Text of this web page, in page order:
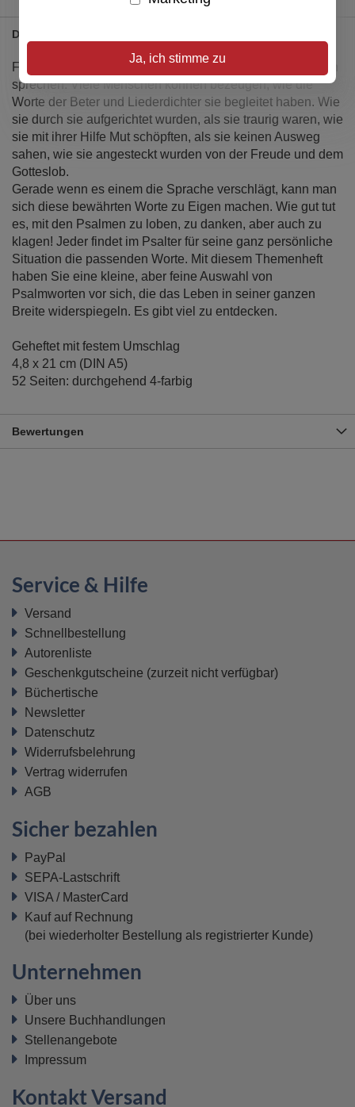
Details
Faszinierend, wie die Psalmen heute noch in unser Leben
sprechen. Viele Menschen können bezeugen, wie die
Worte der Beter und Liederdichter sie begleitet haben. Wie
sie durch sie aufgerichtet wurden, als sie traurig waren, wie
sie mit ihrer Hilfe Mut schöpften, als sie keinen Ausweg
sahen, wie sie angesteckt wurden von der Freude und dem
Gotteslob.
Gerade wenn es einem die Sprache verschlägt, kann man
sich diese bewährten Worte zu Eigen machen. Wie gut tut
es, mit den Psalmen zu loben, zu danken, aber auch zu
klagen! Jeder findet im Psalter für seine ganz persönliche
Situation die passenden Worte. Mit diesem Themenheft
haben Sie eine kleine, aber feine Auswahl von
Psalmworten vor sich, die das Leben in seiner ganzen
Breite widerspiegeln. Es gibt viel zu entdecken.
Geheftet mit festem Umschlag
4,8 x 21 cm (DIN A5)
52 Seiten: durchgehend 4-farbig
Bewertungen
Ja, ich stimme zu
Service & Hilfe
Versand
Schnellbestellung
Autorenliste
Geschenkgutscheine (zurzeit nicht verfügbar)
Büchertische
Newsletter
Datenschutz
Widerrufsbelehrung
Vertrag widerrufen
AGB
Sicher bezahlen
PayPal
SEPA-Lastschrift
VISA / MasterCard
Kauf auf Rechnung
(bei wiederholter Bestellung als registrierter Kunde)
Unternehmen
Über uns
Unsere Buchhandlungen
Stellenangebote
Impressum
Kontakt Versand